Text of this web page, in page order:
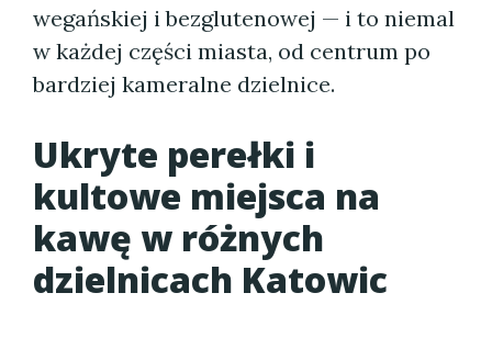
wegańskiej i bezglutenowej — i to niemal
w każdej części miasta, od centrum po
bardziej kameralne dzielnice.
Ukryte perełki i
kultowe miejsca na
kawę w różnych
dzielnicach Katowic